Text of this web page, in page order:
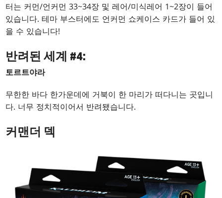
터는 커먼/언커먼 33~34장 및 레어/미식레어 1~2장이 들어
있습니다. 테마 부스터에도 언커먼 쇼케이스 카드가 들어 있
을 수 있습니다!
반려된 세계 #4:
토르트야라
무한한 바다 한가운데에 거북이 한 마리가 떠다니는 곳입니
다. 너무 정치적이어서 반려됐습니다.
커맨더 덱